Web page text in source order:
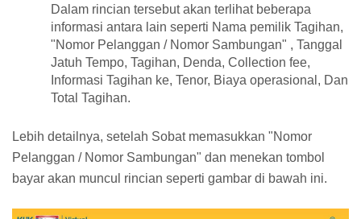
Dalam rincian tersebut akan terlihat beberapa
informasi antara lain seperti Nama pemilik Tagihan,
"Nomor Pelanggan / Nomor Sambungan" , Tanggal
Jatuh Tempo, Tagihan, Denda, Collection fee,
Informasi Tagihan ke, Tenor, Biaya operasional, Dan
Total Tagihan.
Lebih detailnya, setelah Sobat memasukkan "Nomor
Pelanggan / Nomor Sambungan" dan menekan tombol
bayar akan muncul rincian seperti gambar di bawah ini.